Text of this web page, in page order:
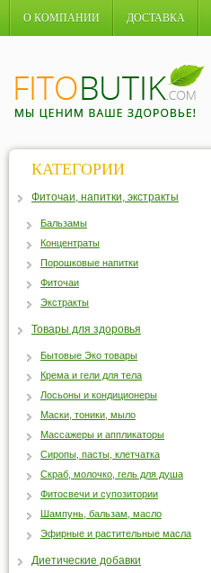
О КОМПАНИИ ДОСТАВКА
КАТЕГОРИИ
Фиточаи, напитки, экстракты
Бальзамы
Концентраты
Порошковые напитки
Фиточаи
Экстракты
Товары для здоровья
Бытовые Эко товары
Крема и гели для тела
Лосьоны и кондиционеры
Маски, тоники, мыло
Массажеры и аппликаторы
Сиропы, пасты, клетчатка
Скраб, молочко, гель для душа
Фитосвечи и супозитории
Шампунь, бальзам, масло
Эфирные и растительные масла
Диетические добавки